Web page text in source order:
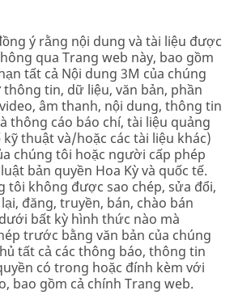
ý rằng nội dung và tài liệu được
qua Trang web này, bao gồm
tất cả Nội dung 3M của chúng
tin, dữ liệu, văn bản, phần
âm thanh, nội dung, thông tin
thông cáo báo chí, tài liệu quảng
thuật và/hoặc các tài liệu khác)
chúng tôi hoặc người cấp phép
bản quyền Hoa Kỳ và quốc tế.
tôi không được sao chép, sửa đổi,
đăng, truyền, bán, chào bán
bất kỳ hình thức nào mà
trước bằng văn bản của chúng
tất cả các thông báo, thông tin
có trong hoặc đính kèm với
bao gồm cả chính Trang web.